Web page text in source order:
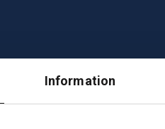
Information